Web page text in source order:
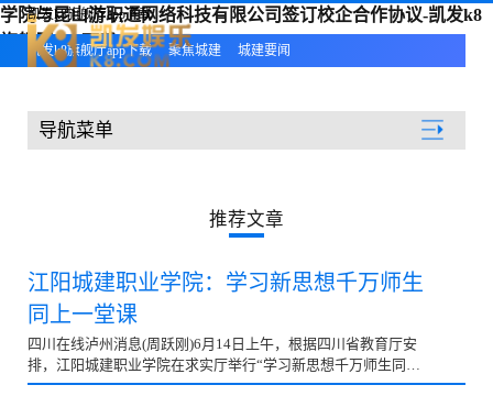
学院与昆山游职通网络科技有限公司签订校企合作协议-凯发k8
旗舰厅app下载
凯发k8旗舰厅app下载
凯发k8旗舰厅app下载 聚焦城建 城建要闻
导航菜单
推荐文章
江阳城建职业学院：学习新思想千万师生
同上一堂课
四川在线泸州消息(周跃刚)6月14日上午，根据四川省教育厅安
排，江阳城建职业学院在求实厅举行“学习新思想千万师生同上
一堂课”活动。四川省高校学习“习近平总书记重要讲话...